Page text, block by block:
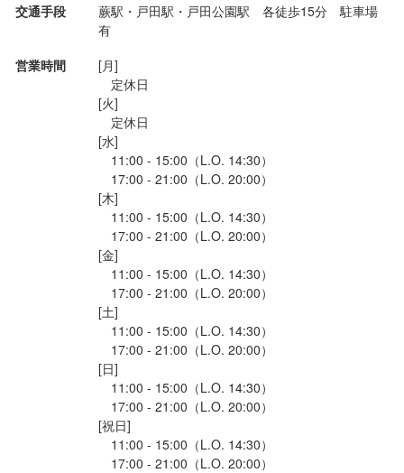
交通手段
蕨駅・戸田駅・戸田公園駅　各徒歩15分　駐車場
有
営業時間
[月]
定休日
[火]
定休日
[水]
11:00 - 15:00（L.O. 14:30）
17:00 - 21:00（L.O. 20:00）
[木]
11:00 - 15:00（L.O. 14:30）
17:00 - 21:00（L.O. 20:00）
[金]
11:00 - 15:00（L.O. 14:30）
17:00 - 21:00（L.O. 20:00）
[土]
11:00 - 15:00（L.O. 14:30）
17:00 - 21:00（L.O. 20:00）
[日]
11:00 - 15:00（L.O. 14:30）
17:00 - 21:00（L.O. 20:00）
[祝日]
11:00 - 15:00（L.O. 14:30）
17:00 - 21:00（L.O. 20:00）